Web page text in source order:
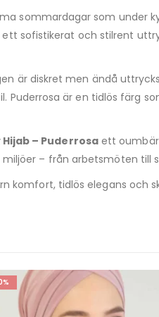
sommardagar som under
sofistikerat och stilrent
är diskret men ändå
är en tidlös färg
– Puderrosaett
– från arbetsmöten till
komfort, tidlös elegans och